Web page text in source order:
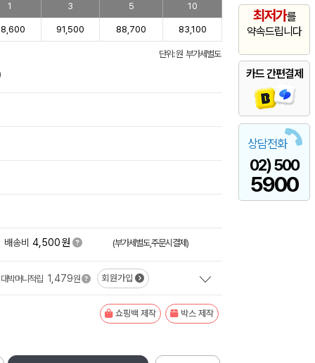
최저가를
약속드립니다
카드 간편결제
상담전화
02) 500
5900
1 3 5 10
91,500 88,700 83,100
단위: 원 부가세별도
배송비 4,500원 (부가세별도,주문시결제)
대박머니적립 1,479원 회원가입
쇼핑백 제작 박스 제작